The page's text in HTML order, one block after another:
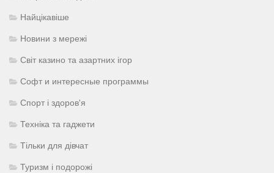
Найцікавіше
Новини з мережі
Світ казино та азартних ігор
Софт и интересные программы
Спорт і здоров'я
Техніка та гаджети
Тільки для дівчат
Туризм і подорожі